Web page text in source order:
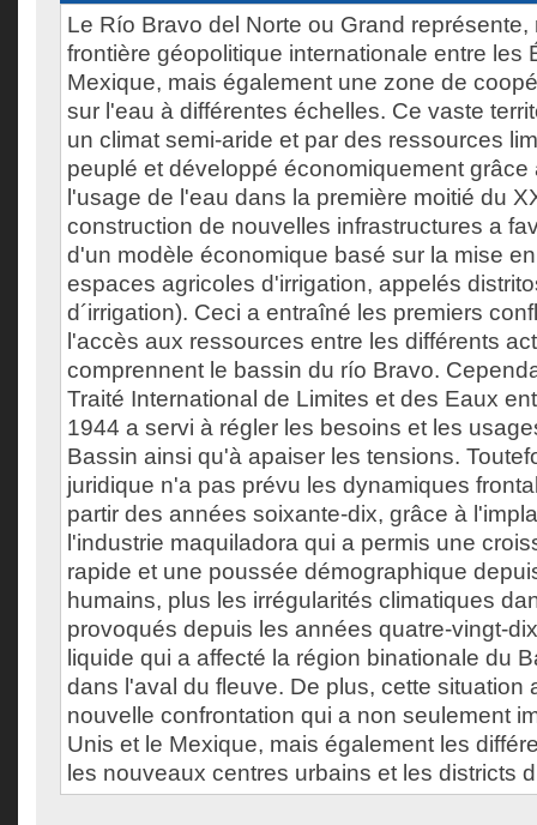
Le Río Bravo del Norte ou Grand
frontière géopolitique internationale entre les
Mexique, mais également une zone de
sur l'eau à différentes échelles. Ce vaste
un climat semi-aride et par des ressources
peuplé et développé économiquement grâce
l'usage de l'eau dans la première moitié du
construction de nouvelles infrastructures a
d'un modèle économique basé sur la mise
espaces agricoles d'irrigation, appelés
d´irrigation). Ceci a entraîné les premiers
l'accès aux ressources entre les différents
comprennent le bassin du río Bravo.
Traité International de Limites et des Eaux
1944 a servi à régler les besoins et les
Bassin ainsi qu'à apaiser les tensions.
juridique n'a pas prévu les dynamiques
partir des années soixante-dix, grâce à
l'industrie maquiladora qui a permis une
rapide et une poussée démographique
humains, plus les irrégularités climatiques
provoqués depuis les années quatre-vingt-
liquide qui a affecté la région binationale du
dans l'aval du fleuve. De plus, cette situation
nouvelle confrontation qui a non seulement
Unis et le Mexique, mais également les
les nouveaux centres urbains et les districts